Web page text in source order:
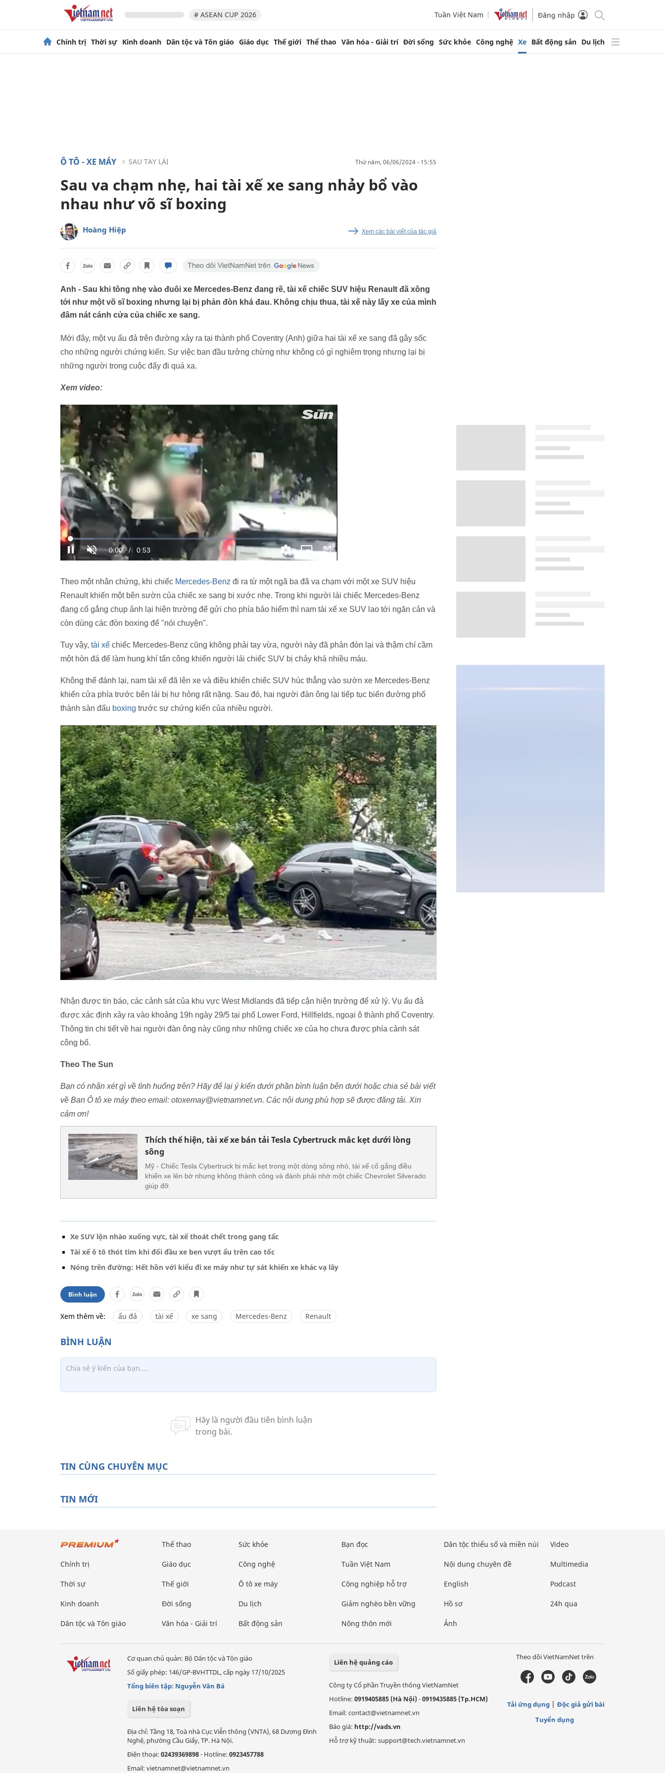
# ASEAN CUP 2026 Tuần Việt Nam Đăng nhập
Chính trị Thời sự Kinh doanh Dân tộc và Tôn giáo Giáo dục Thế giới Thể thao Văn hóa - Giải trí Đời sống Sức khỏe Công nghệ Xe Bất động sản Du lịch
Ô TÔ - XE MÁY SAU TAY LÁI thứ năm, 06/06/2024 - 15:55
Sau va chạm nhẹ, hai tài xế xe sang nhảy bổ vào
nhau như võ sĩ boxing
Hoàng Hiệp Xem các bài viết của tác giả
Anh - Sau khi tông nhẹ vào đuôi xe Mercedes-Benz đang rẽ, tài xế chiếc SUV hiệu Renault đã xông
tới như một võ sĩ boxing nhưng lại bị phản đòn khá đau. Không chịu thua, tài xế này lấy xe của mình
đâm nát cánh cửa của chiếc xe sang.
Mới đây, một vụ ẩu đả trên đường xảy ra tại thành phố Coventry (Anh) giữa hai tài xế xe sang đã gây sốc
cho những người chứng kiến. Sự việc ban đầu tưởng chừng như không có gì nghiêm trọng nhưng lại bị
những người trong cuộc đẩy đi quá xa.
Xem video:
Theo một nhân chứng, khi chiếc Mercedes-Benz đi ra từ một ngã ba đã va chạm với một xe SUV hiệu
Renault khiến một bên sườn của chiếc xe sang bị xước nhẹ. Trong khi người lái chiếc Mercedes-Benz
đang cố gắng chụp ảnh lại hiện trường để gửi cho phía bảo hiểm thì nam tài xế xe SUV lao tới ngăn cản và
còn dùng các đòn boxing để "nói chuyện".
Tuy vậy, tài xế chiếc Mercedes-Benz cũng không phải tay vừa, người này đã phản đòn lại và thậm chí cầm
một hòn đá để làm hung khí tấn công khiến người lái chiếc SUV bị chảy khá nhiều máu.
Không thể đánh lại, nam tài xế đã lên xe và điều khiển chiếc SUV húc thẳng vào sườn xe Mercedes-Benz
khiến cửa phía trước bên lái bị hư hỏng rất nặng. Sau đó, hai người đàn ông lại tiếp tục biến đường phố
thành sàn đấu boxing trước sự chứng kiến của nhiều người.
Nhận được tin báo, các cảnh sát của khu vực West Midlands đã tiếp cận hiện trường để xử lý. Vụ ẩu đả
được xác định xảy ra vào khoảng 19h ngày 29/5 tại phố Lower Ford, Hillfields, ngoại ô thành phố Coventry.
Thông tin chi tiết về hai người đàn ông này cũng như những chiếc xe của họ chưa được phía cảnh sát
công bố.
Theo The Sun
Bạn có nhận xét gì về tình huống trên? Hãy để lại ý kiến dưới phần bình luận bên dưới hoặc chia sẻ bài viết
về Ban Ô tô xe máy theo email: otoxemay@vietnamnet.vn. Các nội dung phù hợp sẽ được đăng tải. Xin
cảm ơn!
Thích thể hiện, tài xế xe bán tải Tesla Cybertruck mắc kẹt dưới lòng
sông
Mỹ - Chiếc Tesla Cybertruck bị mắc kẹt trong một dòng sông nhỏ, tài xế cố gắng điều
khiển xe lên bờ nhưng không thành công và đành phải nhờ một chiếc Chevrolet Silverado
giúp đỡ.
Xe SUV lộn nhào xuống vực, tài xế thoát chết trong gang tấc
Tài xế ô tô thót tim khi đối đầu xe ben vượt ẩu trên cao tốc
Nóng trên đường: Hết hồn với kiểu đi xe máy như tự sát khiến xe khác vạ lây
Bình luận
Xem thêm về: ẩu đả tài xế xe sang Mercedes-Benz Renault
TIN CÙNG CHUYÊN MỤC
TIN MỚI
Chính trị
Thời sự
Kinh doanh
Dân tộc và Tôn giáo
Thể thao
Giáo dục
Thế giới
Đời sống
Văn hóa - Giải trí
Sức khỏe
Công nghệ
Ô tô xe máy
Du lịch
Bất động sản
Bạn đọc
Tuần Việt Nam
Công nghiệp hỗ trợ
Giảm nghèo bền vững
Nông thôn mới
Dân tộc thiểu số và miền núi
Nội dung chuyên đề
English
Hồ sơ
Ảnh
Video
Multimedia
Podcast
24h qua
Cơ quan chủ quản: Bộ Dân tộc và Tôn giáo
Số giấy phép: 146/GP-BVHTTDL, cấp ngày 17/10/2025
Tổng biên tập: Nguyễn Văn Bá
Liên hệ tòa soạn
Địa chỉ: Tầng 18, Toà nhà Cục Viễn thông (VNTA), 68 Dương Đình
Nghệ, phường Cầu Giấy, TP. Hà Nội.
Điện thoại: 02439369898- Hotline: 0923457788
Email: vietnamnet@vietnamnet.vn
Liên hệ quảng cáo
Công ty Cổ phần Truyền thông VietNamNet
Hotline: 0919405885 (Hà Nội)-0919435885 (Tp.HCM)
Email: contact@vietnamnet.vn
Báo giá: http://vads.vn
Hỗ trợ kỹ thuật: support@tech.vietnamnet.vn
Theo dõi VietNamNet trên
Tải ứng dụng
Độc giả gửi bài
Tuyển dụng